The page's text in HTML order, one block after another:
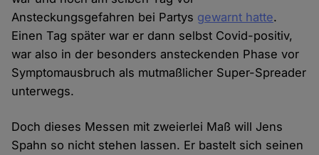
Ansteckungsgefahren bei Partys gewarnt hatte.
Einen Tag später war er dann selbst Covid-positiv,
war also in der besonders ansteckenden Phase vor
Symptomausbruch als mutmaßlicher Super-Spreader
unterwegs.
Doch dieses Messen mit zweierlei Maß will Jens
Spahn so nicht stehen lassen. Er bastelt sich seinen